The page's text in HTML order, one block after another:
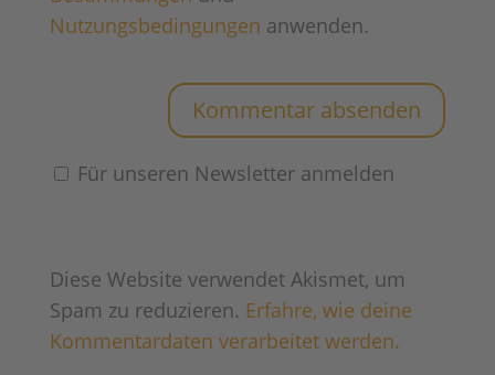
Nutzungsbedingungen anwenden.
Für unseren Newsletter anmelden
Diese Website verwendet Akismet, um
Spam zu reduzieren. Erfahre, wie deine
Kommentardaten verarbeitet werden.